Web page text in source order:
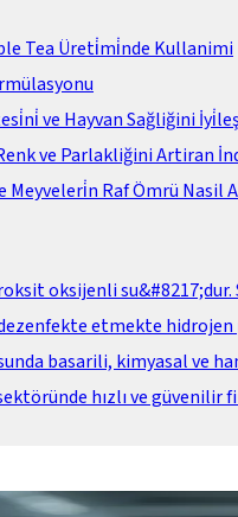
Tea Üreti̇mi̇nde Kullanimi
ve Hayvan Sağliğini
ve Parlakliğini Artiran
Meyveleri̇n Raf Ömrü
oksijenli
etmekte
basarili, kimyasal ve
hızlı ve güvenilir